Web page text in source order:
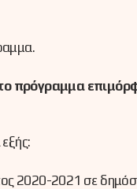
πρόγραμμα
2020-2021 σε